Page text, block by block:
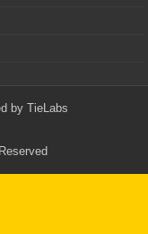
by TieLabs